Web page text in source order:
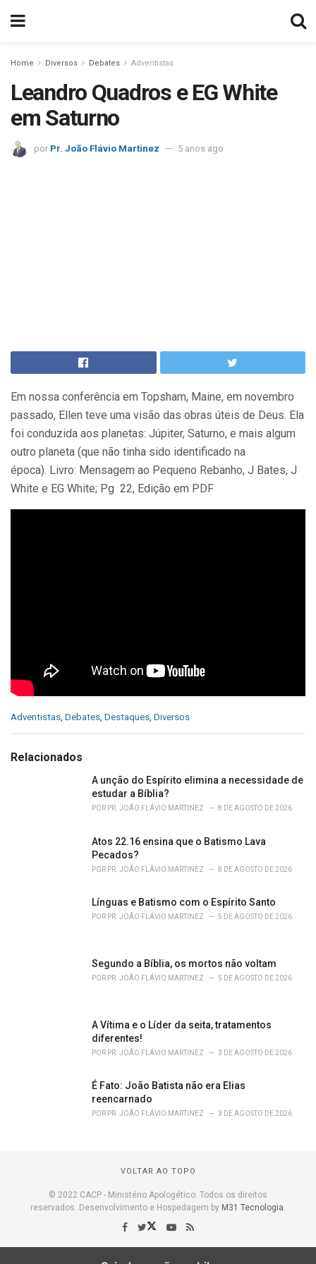
Home Diversos Debates Adventistas
Leandro Quadros e EG White
em Saturno
por Pr. João Flávio Martinez 5 anos ago
Em nossa conferência em Topsham, Maine, em novembro
passado, Ellen teve uma visão das obras úteis de Deus. Ela
foi conduzida aos planetas: Júpiter, Saturno, e mais algum
outro planeta (que não tinha sido identificado na
época). Livro: Mensagem ao Pequeno Rebanho, J Bates, J
White e EG White; Pg 22, Edição em PDF
C
e
Adventistas Debates Destaques Diversos
Relacionados
A unção do Espírito elimina a necessidade de
estudar a Bíblia?
POR PR. JOÃO FLÁVIO MARTINEZ 8 DE AGOSTO DE 2026
Atos 22.16 ensina que o Batismo Lava
Pecados?
POR PR. JOÃO FLÁVIO MARTINEZ 8 DE AGOSTO DE 2026
Línguas e Batismo com o Espírito Santo
POR PR. JOÃO FLÁVIO MARTINEZ 5 DE AGOSTO DE 2026
Segundo a Bíblia, os mortos não voltam
POR PR. JOÃO FLÁVIO MARTINEZ 5 DE AGOSTO DE 2026
A Vítima e o Líder da seita, tratamentos
diferentes!
POR PR. JOÃO FLÁVIO MARTINEZ 3 DE AGOSTO DE 2026
É Fato: João Batista não era Elias
reencarnado
POR PR. JOÃO FLÁVIO MARTINEZ 3 DE AGOSTO DE 2026
VOLTAR AO TOPO
© 2022 CACP - Ministério Apologético. Todos os direitos
reservados. Desenvolvimento e Hospedagem by M31 Tecnologia.